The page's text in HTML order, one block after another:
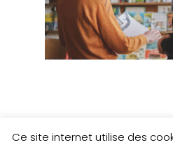
Ce site internet utilise des